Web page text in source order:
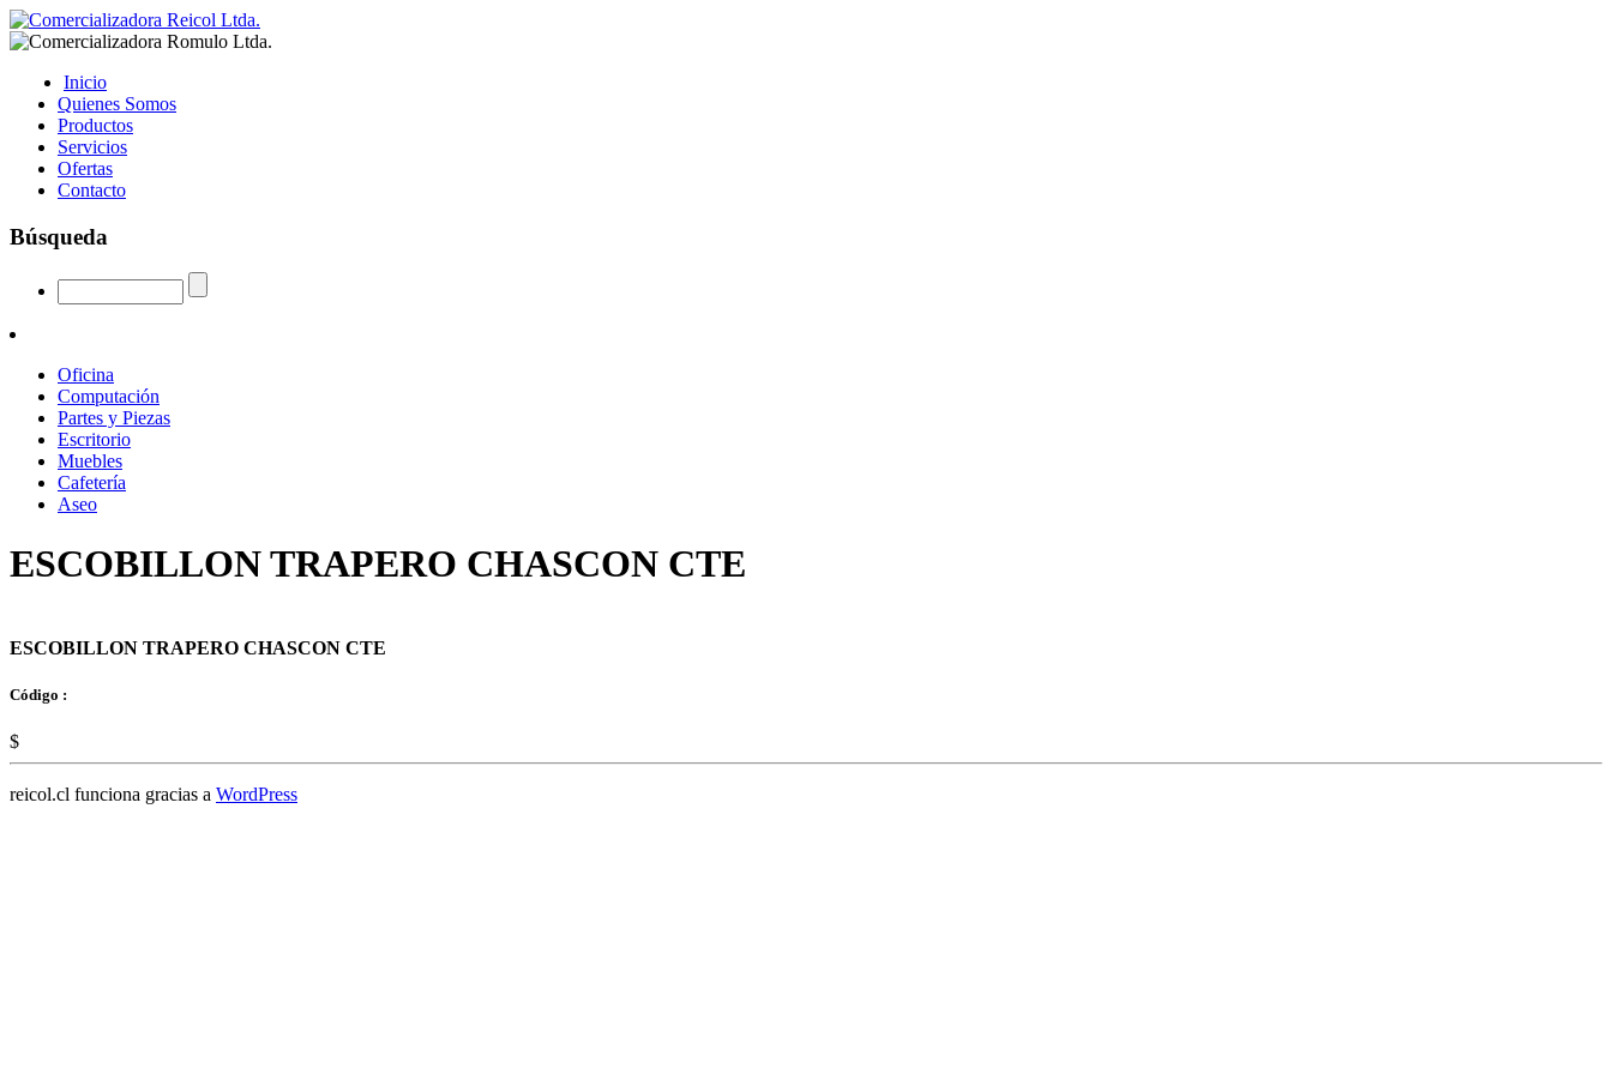
Inicio
Quienes Somos
Productos
Servicios
Ofertas
Contacto
Búsqueda
Oficina
Computación
Partes y Piezas
Escritorio
Muebles
Cafetería
Aseo
ESCOBILLON TRAPERO CHASCON CTE
ESCOBILLON TRAPERO CHASCON CTE
Código :
$
reicol.cl funciona gracias a WordPress